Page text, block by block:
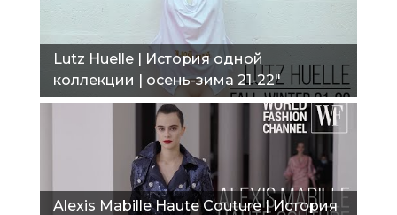
Lutz Huelle | История одной
коллекции | осень-зима 21-22"
Alexis Mabille Haute Couture | История